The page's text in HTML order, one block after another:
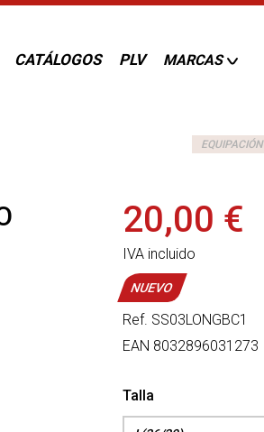
CATÁLOGOS PLV MARCAS
EQUIPACIÓN
20,00 €
IVA incluido
NUEVO
Ref. SS03LONGBC1
EAN 8032896031273
Talla